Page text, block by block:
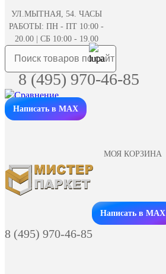
УЛ.МЫТНАЯ, 54. ЧАСЫ
РАБОТЫ: ПН - ПТ 10:00 -
20.00 | СБ 10:00 - 19.00
8 (495) 970-46-85
Написать в MAX
МОЯ КОРЗИНА
Заказать звонок
Написать в MAX
8 (495) 970-46-85